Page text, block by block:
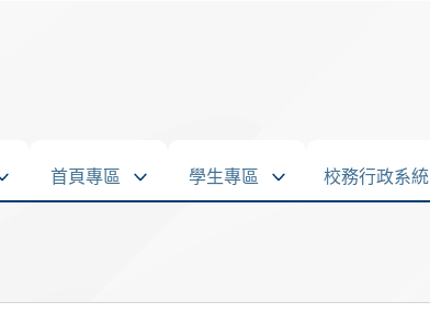
首頁專區 學生專區 校務行政系統